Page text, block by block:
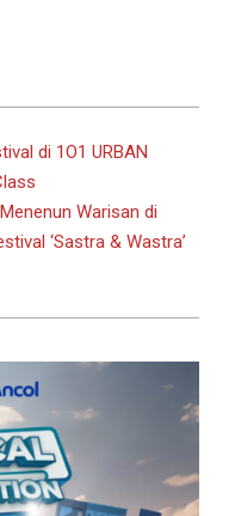
di 1O1 URBAN
Warisan di
‘Sastra & Wastra’